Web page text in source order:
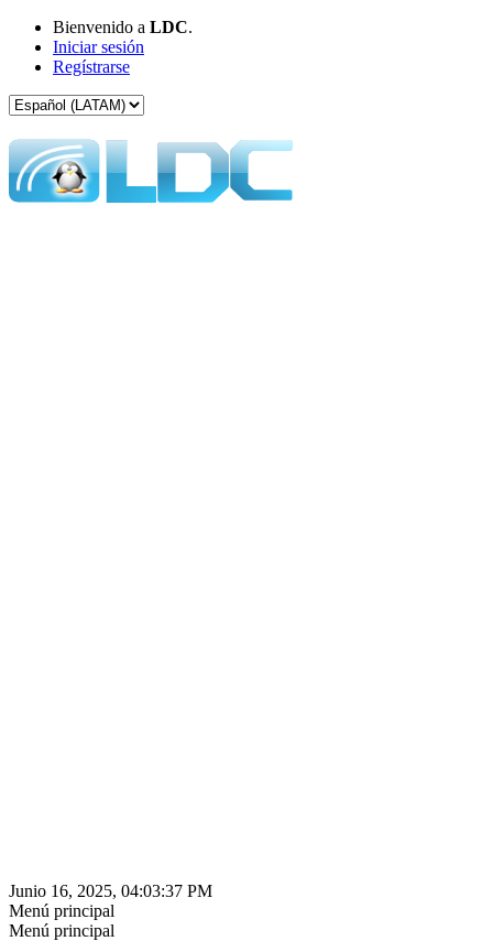
Bienvenido a LDC.
Iniciar sesión
Regístrarse
Junio 16, 2025, 04:03:37 PM
Menú principal
Menú principal